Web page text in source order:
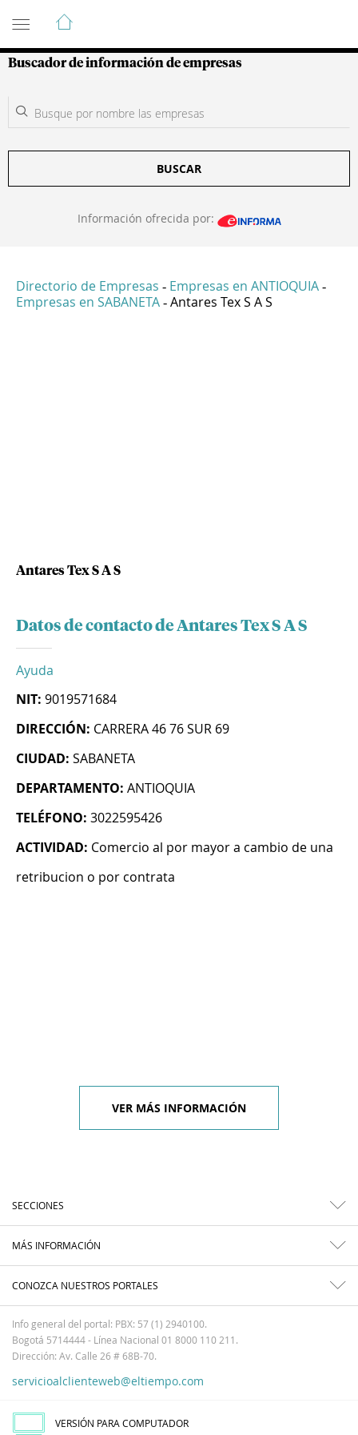
Guía de Empresas Colombianas
Buscador de información de empresas
BUSCAR
Información ofrecida por:
Directorio de Empresas - Empresas en ANTIOQUIA -
Empresas en SABANETA - Antares Tex S A S
Antares Tex S A S
Datos de contacto de Antares Tex S A S
Ayuda
NIT: 9019571684
DIRECCIÓN: CARRERA 46 76 SUR 69
CIUDAD: SABANETA
DEPARTAMENTO: ANTIOQUIA
TELÉFONO: 3022595426
ACTIVIDAD: Comercio al por mayor a cambio de una
retribucion o por contrata
VER MÁS INFORMACIÓN
SECCIONES
MÁS INFORMACIÓN
CONOZCA NUESTROS PORTALES
Info general del portal: PBX: 57 (1) 2940100.
Bogotá 5714444 - Línea Nacional 01 8000 110 211.
Dirección: Av. Calle 26 # 68B-70.
servicioalclienteweb@eltiempo.com
VERSIÓN PARA COMPUTADOR